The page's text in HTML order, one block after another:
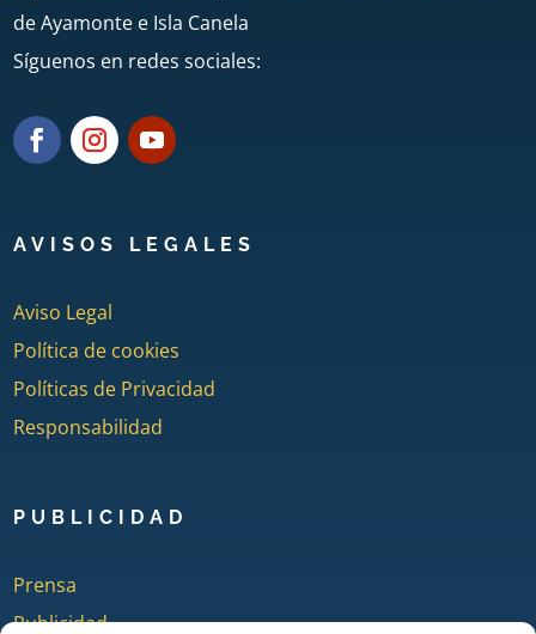
de Ayamonte e Isla Canela
Síguenos en redes sociales:
AVISOS LEGALES
Aviso Legal
Política de cookies
Políticas de Privacidad
Responsabilidad
PUBLICIDAD
Prensa
Publicidad